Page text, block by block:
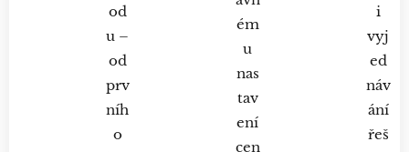
od
u –
od
prv
níh
o
ém
u
nas
tav
ení
cen
i
vyj
ed
náv
ání
řeš